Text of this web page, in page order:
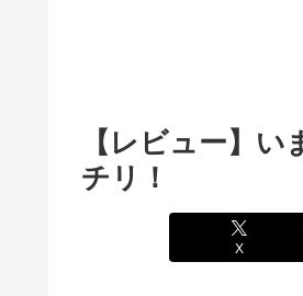
【レビュー】
チリ！
X